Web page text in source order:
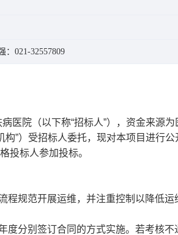
：021-32557809
医院（以下称“招标人”），资金来源
”）受招标人委托，现对本项目进行
投标人参加投标。
规范开展运维，并注重控制以降低运
度分别签订合同的方式实施。若考核